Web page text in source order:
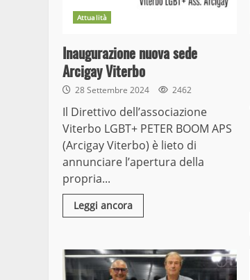
Attualità
Inaugurazione nuova sede
Arcigay Viterbo
28 Settembre 2024 2462
Il Direttivo dell’associazione
Viterbo LGBT+ PETER BOOM APS
(Arcigay Viterbo) è lieto di
annunciare l’apertura della
propria...
Leggi ancora